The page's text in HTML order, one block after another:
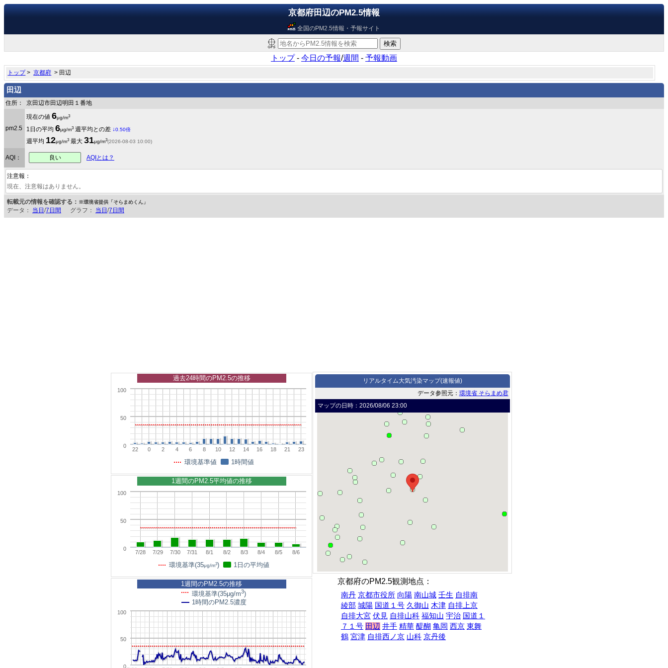
京都府田辺のPM2.5情報
全国のPM2.5情報・予報サイト
トップ- 今日の予報/週間 - 予報動画
トップ>京都府 > 田辺
田辺
住所： 京田辺市田辺明田１番地
pm2.5
現在の値 6μg/m3
1日の平均 6μg/m3 週平均との差 ↓0.50倍
週平均 12μg/m3 最大 31μg/m3(2026-08-03 10:00)
AQI： 良い AQIとは？
注意報：
現在、注意報はありません。
転載元の情報を確認する： ※環境省提供「そらまめくん」
データ： 当日 /7日間 グラフ： 当日 /7日間
22 0 2 4 6 8 10 12 14 16 18 21 23
0
50
100
過去24時間のPM2.5の推移
環境基準値 1時間値
7/28 7/29 7/30 7/31 8/1 8/2 8/3 8/4 8/5 8/6
0
50
100
1週間のPM2.5平均値の推移
環境基準(35μg/m3) 1日の平均値
0
50
100
1週間のPM2.5の推移
環境基準(35μg/m3)
1時間のPM2.5濃度
リアルタイム大気汚染マップ(速報値)
データ参照元： 環境省 そらまめ君
マップの日時： 2026/08/06 23:00
京都府のPM2.5観測地点：
南丹 京都市役所 向陽 南山城 壬生 自排南
綾部 城陽 国道１号 久御山 木津 自排上京
自排大宮 伏見 自排山科 福知山 宇治 国道１
７１号 田辺 井手 精華 醍醐 亀岡 西京 東舞
鶴 宮津 自排西ノ京 山科 京丹後